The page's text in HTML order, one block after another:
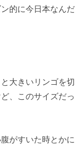
的に今日本なんだ
大きいリンゴを切
、このサイズだっ
がすいた時とかに